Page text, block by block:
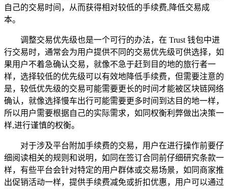
自己的交易时间，从而获得相对较低的手续费,降低交易成
本。
调整交易优先级也是一个可行的办法，在 Trust 钱包中进
行交易时，通常会为用户提供不同的交易优先级可供选择，如
果用户不着急确认交易，就像不急于赶到目的地的旅行者一
样，选择较低的优先级可以有效地降低手续费，但需要注意的
是，较低优先级的交易可能需要更长的时间才能被区块链网络
确认，就像选择慢车出行可能需要更多时间到达目的地一样，
所以用户需要根据自己的实际需求，如同权衡利弊做出决策一
样,进行谨慎的权衡。
对于涉及平台附加手续费的交易，用户在进行操作前要仔
细阅读相关的规则和说明，如同在签订合同前仔细研究条款一
样，有些平台会针对特定的用户群体或交易场景，如同商家推
出促销活动一样，提供手续费减免或折扣优惠，用户可以通过